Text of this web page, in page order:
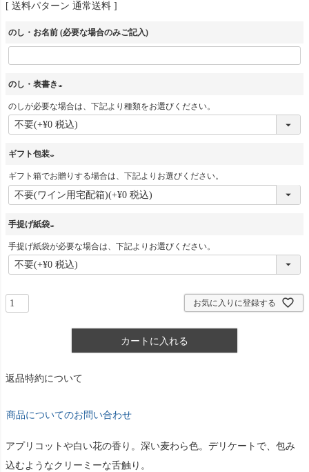
送料パターン 通常送料
のし・お名前 (必要な場合のみご記入)
のし・表書き
(
必
のしが必要な場合は、下記より種類をお選びください。
ギフト包装
(
必
)
ギフト箱でお贈りする場合は、下記よりお選びください。
手提げ紙袋
(
必
手提げ紙袋が必要な場合は、下記よりお選びください。
お気に入りに登録する
カートに入れる
返品特約について
商品についてのお問い合わせ
アプリコットや白い花の香り。深い麦わら色。デリケートで、包み
込むようなクリーミーな舌触り。